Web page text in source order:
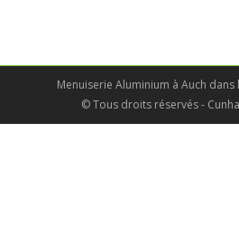
Menuiserie Aluminium à Auch
© Tous droits réservés -